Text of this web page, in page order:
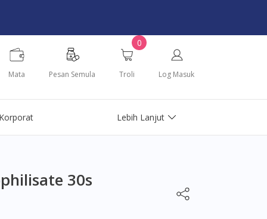
Mata Pesan Semula
0
Troli Log Masuk
Korporat Lebih Lanjut
30s